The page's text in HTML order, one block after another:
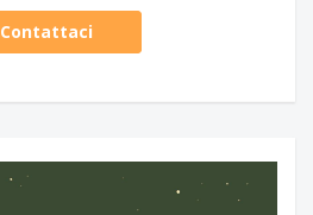
Contattaci